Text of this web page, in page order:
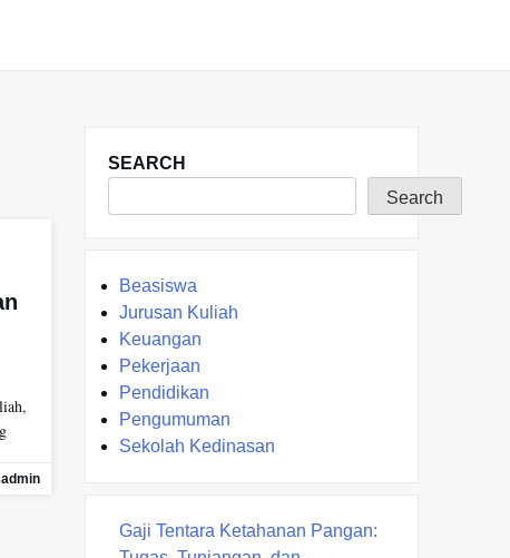
admin
SEARCH
Search
Beasiswa
Jurusan Kuliah
Keuangan
Pekerjaan
Pendidikan
Pengumuman
Sekolah Kedinasan
Gaji Tentara Ketahanan Pangan: